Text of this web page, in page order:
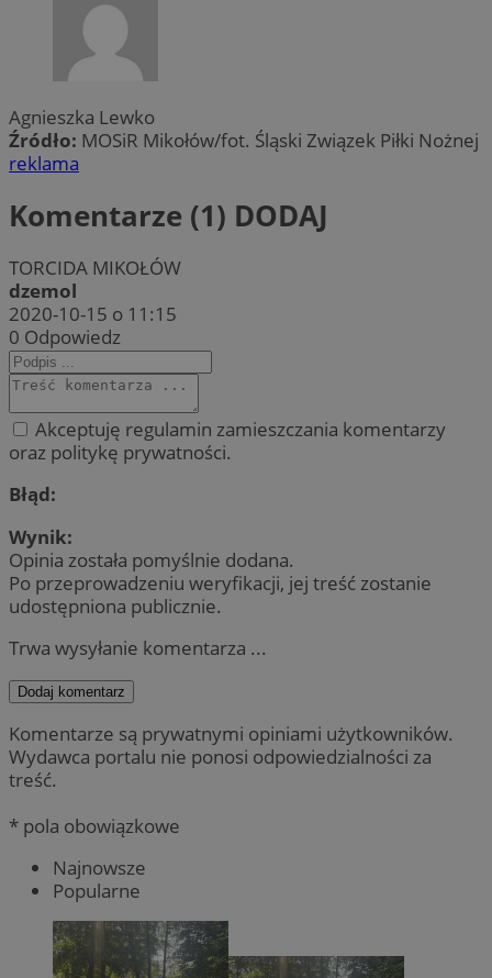
Agnieszka Lewko
Źródło: MOSiR Mikołów/fot. Śląski Związek Piłki Nożnej
reklama
Komentarze (1) DODAJ
TORCIDA MIKOŁÓW
dzemol
2020-10-15 o 11:15
0 Odpowiedz
Akceptuję regulamin zamieszczania komentarzy
oraz politykę prywatności.
Błąd:
Wynik:
Opinia została pomyślnie dodana.
Po przeprowadzeniu weryfikacji, jej treść zostanie
udostępniona publicznie.
Trwa wysyłanie komentarza ...
Dodaj komentarz
Komentarze są prywatnymi opiniami użytkowników.
Wydawca portalu nie ponosi odpowiedzialności za
treść.
* pola obowiązkowe
Najnowsze
Popularne